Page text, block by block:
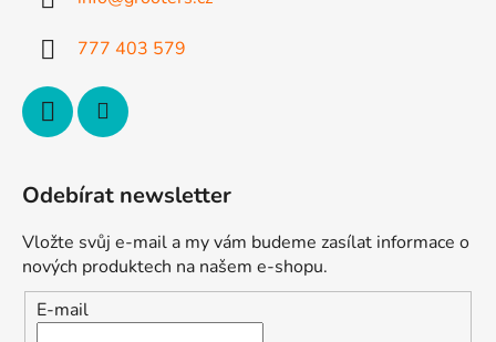
777 403 579
Odebírat newsletter
Vložte svůj e-mail a my vám budeme zasílat informace o
nových produktech na našem e-shopu.
E-mail